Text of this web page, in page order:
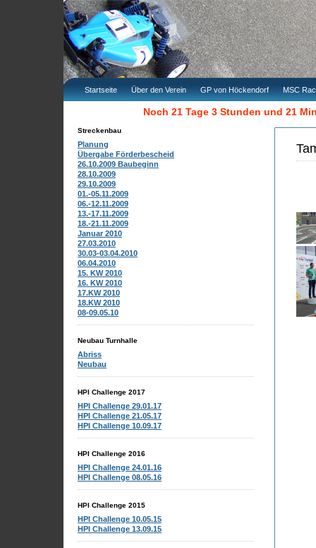
Noch 21 Tage 3 Stunden und 21
Startseite Über den Verein GP von Höckendorf MSC
Streckenbau
Planung
Übergabe Förderbescheid
26.10.2009 Baubeginn
28.10.2009
29.10.2009
01.-05.11.2009
06.-12.11.2009
13.-17.11.2009
18.-21.11.2009
Januar 2010
27.03.2010
30.03-03.04.2010
06.04.2010
15. KW 2010
16. KW 2010
17.KW 2010
18.KW 2010
08-09.05.10
Neubau Turnhalle
Abriss
Neubau
HPI Challenge 2017
HPI Challenge 29.01.17
HPI Challenge 21.05.17
HPI Challenge 10.09.17
HPI Challenge 2016
HPI Challenge 24.01.16
HPI Challenge 08.05.16
HPI Challenge 2015
HPI Challenge 10.05.15
HPI Challenge 13.09.15